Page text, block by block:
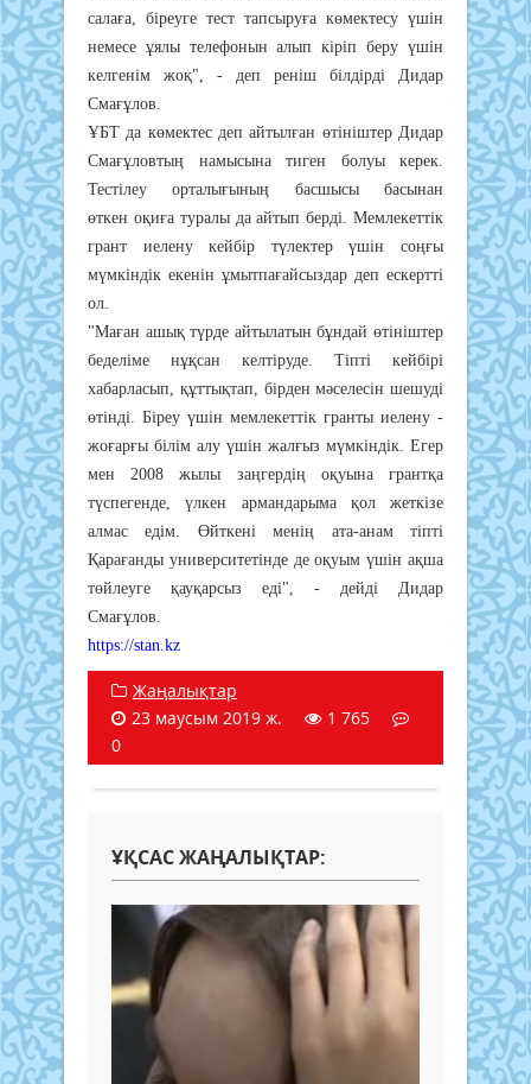
салаға, біреуге тест тапсыруға көмектесу үшін
немесе ұялы телефонын алып кіріп беру үшін
келгенім жоқ", - деп реніш білдірді Дидар
Смағұлов.
ҰБТ да көмектес деп айтылған өтініштер Дидар
Смағұловтың намысына тиген болуы керек.
Тестілеу орталығының басшысы басынан
өткен оқиға туралы да айтып берді. Мемлекеттік
грант иелену кейбір түлектер үшін соңғы
мүмкіндік екенін ұмытпағайсыздар деп ескертті
ол.
"Маған ашық түрде айтылатын бұндай өтініштер
беделіме нұқсан келтіруде. Тіпті кейбірі
хабарласып, құттықтап, бірден мәселесін шешуді
өтінді. Біреу үшін мемлекеттік гранты иелену -
жоғарғы білім алу үшін жалғыз мүмкіндік. Егер
мен 2008 жылы заңгердің оқуына грантқа
түспегенде, үлкен армандарыма қол жеткізе
алмас едім. Өйткені менің ата-анам тіпті
Қарағанды университетінде де оқуым үшін ақша
төйлеуге қауқарсыз еді", - дейді Дидар
Смағұлов.
https://stan.kz
Жаңалықтар
23 маусым 2019 ж.
1 765
0
ҰҚСАС ЖАҢАЛЫҚТАР: